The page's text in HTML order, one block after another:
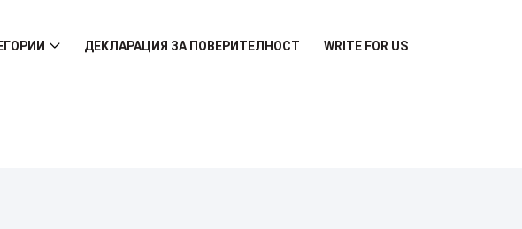
ДЕКЛАРАЦИЯ ЗА ПОВЕРИТЕЛНОСТ WRITE FOR US